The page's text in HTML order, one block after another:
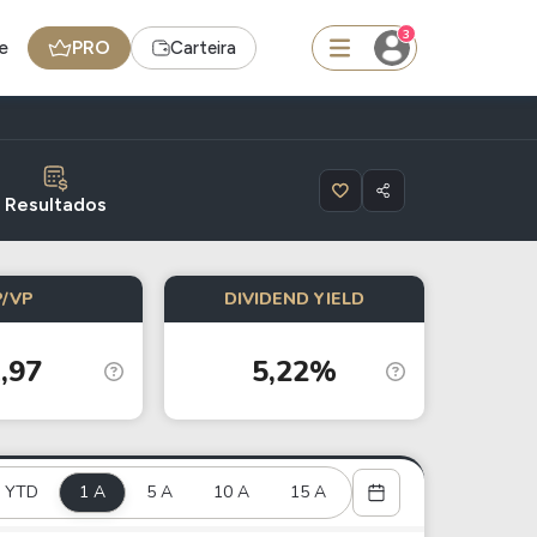
PRO Carteira
3
Ferramenta
Dividendos
- BNB
Radar do Dividendo Inteligente
Carteiras Recomendadas
Resultados
VP DIVIDEND YIELD
5,22%
YTD 1 A 5 A 10 A 15 A